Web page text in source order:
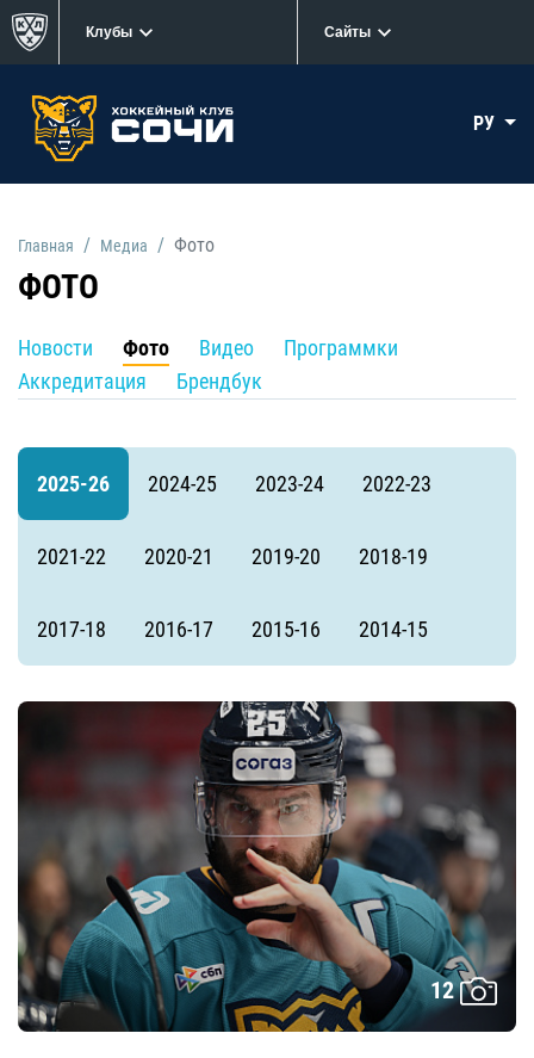
Клубы Сайты
РУ
Главная Медиа Фото
ФОТО
Новости Фото Видео
Программки
Аккредитация
Брендбук
2025-26 2024-25 2023-24 2022-23
2021-22 2020-21 2019-20 2018-19
2017-18 2016-17 2015-16 2014-15
12